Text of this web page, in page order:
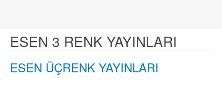
ESEN 3 RENK YAYINLARI
ESEN ÜÇRENK YAYINLARI